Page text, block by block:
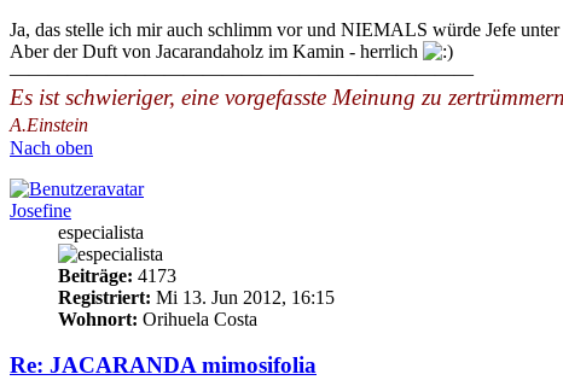
Ja, das stelle ich mir auch schlimm vor und NIEMALS würde Jefe unter
Aber der Duft von Jacarandaholz im Kamin - herrlich
————————————————————————
Es ist schwieriger, eine vorgefasste Meinung zu
A.Einstein
Nach oben
Josefine
especialista
Beiträge: 4173
Registriert: Mi 13. Jun 2012, 16:15
Wohnort: Orihuela Costa
Re: JACARANDA mimosifolia